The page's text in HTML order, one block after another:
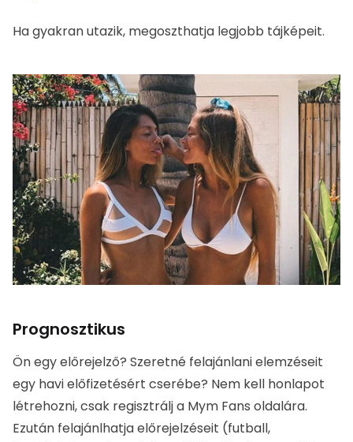
Prognosztikus
havi előfizetésért cserébe? Nem kell honlapot
létrehozni, csak regisztrálj a Mym Fans oldalára.
Ezután felajánlhatja előrejelzéseit (futball, kosárlabda,
tenisz stb.) az előfizetőinek. Egy példa:Mympronos